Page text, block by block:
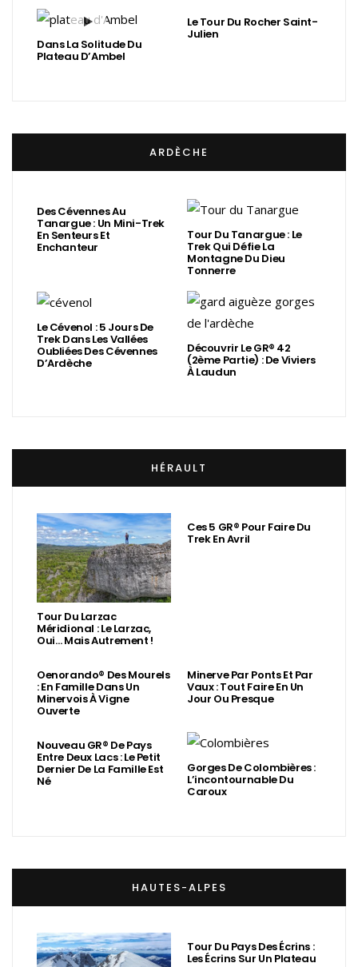
Dans La Solitude Du
Plateau D’Ambel
Le Tour Du Rocher Saint-
Julien
ARDÈCHE
Des Cévennes Au
Tanargue : Un Mini-Trek
En Senteurs Et
Enchanteur
Tour Du Tanargue : Le
Trek Qui Défie La
Montagne Du Dieu
Tonnerre
Le Cévenol : 5 Jours De
Trek Dans Les Vallées
Oubliées Des Cévennes
D’Ardèche
Découvrir Le GR® 42
(2ème Partie) : De Viviers
À Laudun
HÉRAULT
Tour Du Larzac
Méridional : Le Larzac,
Oui… Mais Autrement !
Ces 5 GR® Pour Faire Du
Trek En Avril
Oenorando® Des Mourels
: En Famille Dans Un
Minervois À Vigne
Ouverte
Minerve Par Ponts Et Par
Vaux : Tout Faire En Un
Jour Ou Presque
Nouveau GR® De Pays
Entre Deux Lacs : Le Petit
Dernier De La Famille Est
Né
Gorges De Colombières :
L’incontournable Du
Caroux
HAUTES-ALPES
Tour Du Pays Des Écrins :
Les Écrins Sur Un Plateau